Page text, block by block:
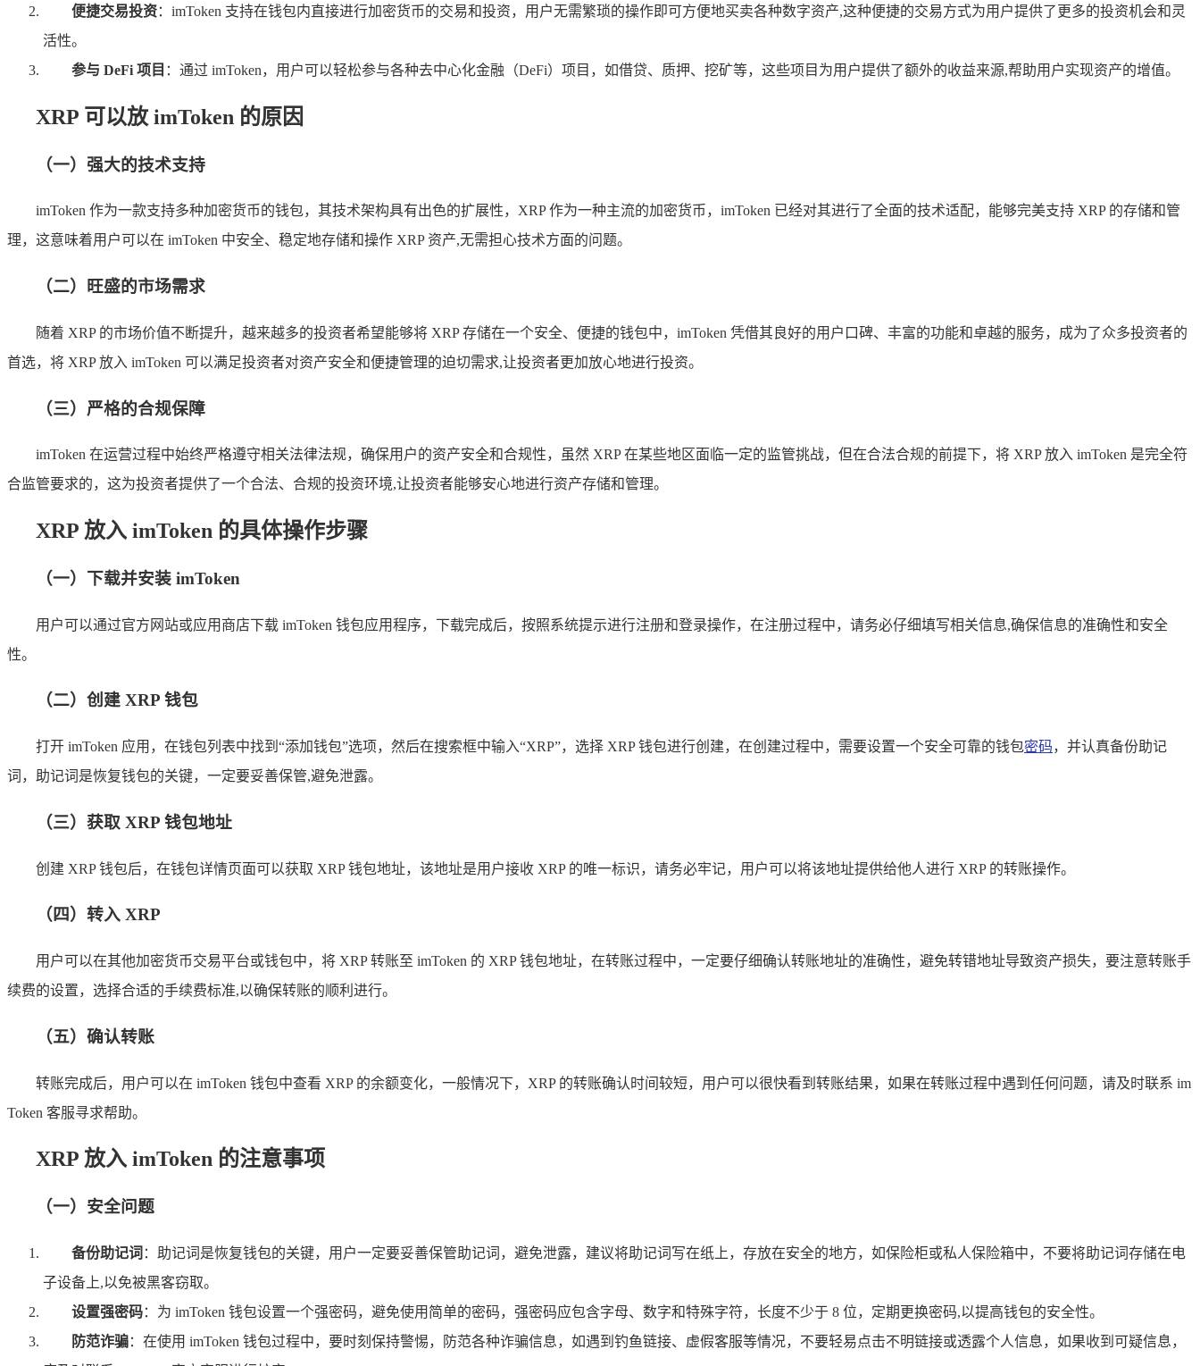
便捷交易投资：imToken 支持在钱包内直接进行加密货币的交易和投资，用户无需繁琐的操作即可方便地买卖各种数字资产,这种便捷的交易方式为用户提供了更多的投资机会和灵
活性。
参与 DeFi 项目 ：通过 imToken，用户可以轻松参与各种去中心化金融（DeFi）项目，如借贷、质押、挖矿等，这些项目为用户提供了额外的收益来源,帮助用户实现资产的增值。
XRP 可以放 imToken 的原因
（一）强大的技术支持
imToken 作为一款支持多种加密货币的钱包，其技术架构具有出色的扩展性，XRP 作为一种主流的加密货币，imToken 已经对其进行了全面的技术适配，能够完美支持 XRP 的存储和管
理，这意味着用户可以在 imToken 中安全、稳定地存储和操作 XRP 资产,无需担心技术方面的问题。
（二）旺盛的市场需求
随着 XRP 的市场价值不断提升，越来越多的投资者希望能够将 XRP 存储在一个安全、便捷的钱包中，imToken 凭借其良好的用户口碑、丰富的功能和卓越的服务，成为了众多投资者的
首选，将 XRP 放入 imToken 可以满足投资者对资产安全和便捷管理的迫切需求,让投资者更加放心地进行投资。
（三）严格的合规保障
imToken 在运营过程中始终严格遵守相关法律法规，确保用户的资产安全和合规性，虽然 XRP 在某些地区面临一定的监管挑战，但在合法合规的前提下，将 XRP 放入 imToken 是完全符
合监管要求的，这为投资者提供了一个合法、合规的投资环境,让投资者能够安心地进行资产存储和管理。
XRP 放入 imToken 的具体操作步骤
（一）下载并安装 imToken
用户可以通过官方网站或应用商店下载 imToken 钱包应用程序，下载完成后，按照系统提示进行注册和登录操作，在注册过程中，请务必仔细填写相关信息,确保信息的准确性和安全
性。
（二）创建 XRP 钱包
打开 imToken 应用，在钱包列表中找到“添加钱包”选项，然后在搜索框中输入“XRP”，选择 XRP 钱包进行创建，在创建过程中，需要设置一个安全可靠的钱包密码，并认真备份助记
词，助记词是恢复钱包的关键，一定要妥善保管,避免泄露。
（三）获取 XRP 钱包地址
创建 XRP 钱包后，在钱包详情页面可以获取 XRP 钱包地址，该地址是用户接收 XRP 的唯一标识，请务必牢记，用户可以将该地址提供给他人进行 XRP 的转账操作。
（四）转入 XRP
用户可以在其他加密货币交易平台或钱包中，将 XRP 转账至 imToken 的 XRP 钱包地址，在转账过程中，一定要仔细确认转账地址的准确性，避免转错地址导致资产损失，要注意转账手
续费的设置，选择合适的手续费标准,以确保转账的顺利进行。
（五）确认转账
转账完成后，用户可以在 imToken 钱包中查看 XRP 的余额变化，一般情况下，XRP 的转账确认时间较短，用户可以很快看到转账结果，如果在转账过程中遇到任何问题，请及时联系 im
Token 客服寻求帮助。
XRP 放入 imToken 的注意事项
（一）安全问题
备份助记词 ：助记词是恢复钱包的关键，用户一定要妥善保管助记词，避免泄露，建议将助记词写在纸上，存放在安全的地方，如保险柜或私人保险箱中，不要将助记词存储在电
子设备上,以免被黑客窃取。
设置强密码：为 imToken 钱包设置一个强密码，避免使用简单的密码，强密码应包含字母、数字和特殊字符，长度不少于 8 位，定期更换密码,以提高钱包的安全性。
防范诈骗：在使用 imToken 钱包过程中，要时刻保持警惕，防范各种诈骗信息，如遇到钓鱼链接、虚假客服等情况，不要轻易点击不明链接或透露个人信息，如果收到可疑信息，